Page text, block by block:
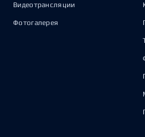
Видеотрансляции
Фотогалерея